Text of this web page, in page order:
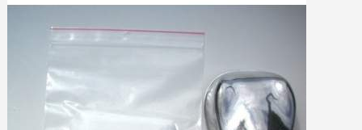
Schrijf je in voor de nieuwsbrief: €5 korting
Betaling in 4x gratis vanaf een aankoopwaarde van 30€.
Je online offerte in minder dan 1 minuut